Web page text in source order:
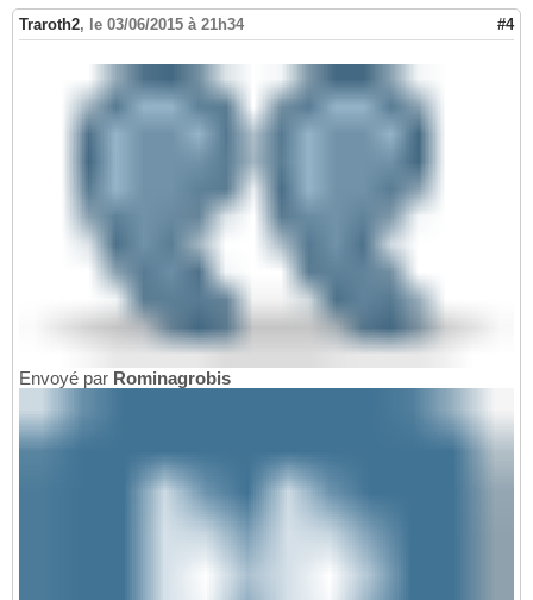
Traroth2, le 03/06/2015 à 21h34 #4
Envoyé par Rominagrobis